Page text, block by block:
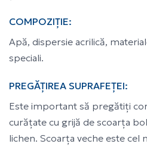
COMPOZIȚIE:
Apă, dispersie acrilică,
speciali.
PREGĂȚIREA SUPRAFEȚEI:
Este important să pregătiți
curățate cu grijă de scoarța
lichen. Scoarța veche este cel